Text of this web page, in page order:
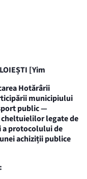
[Yim
Hotărârii
municipiului
public —
legate de
a protocolului de
achiziții publice